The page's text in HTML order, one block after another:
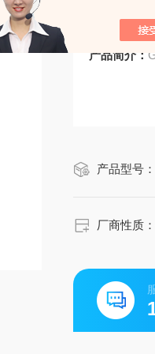
产品简介：
产品型号：
厂商性质